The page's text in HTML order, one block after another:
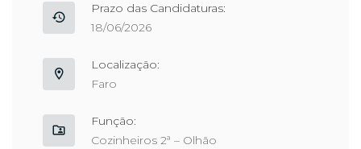
Prazo das Candidaturas:
18/06/2026
Localização:
Faro
Função:
Cozinheiros 2ª – Olhão